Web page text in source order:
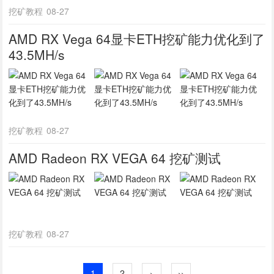
挖矿教程 08-27
AMD RX Vega 64显卡ETH挖矿能力优化到了
43.5MH/s
挖矿教程 08-27
AMD Radeon RX VEGA 64 挖矿测试
挖矿教程 08-27